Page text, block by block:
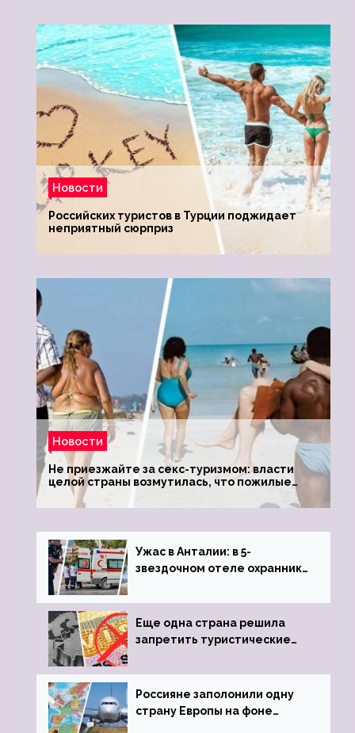
Новости
Российских туристов в Турции поджидает
неприятный сюрприз
Новости
Не приезжайте за секс-туризмом: власти
целой страны возмутилась, что пожилые
туристки массово едут к ним, чтобы
обзавестись молодыми любовниками
Ужас в Анталии: в 5-
звездочном отеле охранник
пистолета
Еще одна страна решила
запретить туристические
Россияне заполонили одну
страну Европы на фоне